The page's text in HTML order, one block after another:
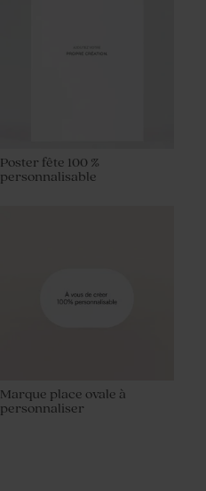
Poster fête 100 %
personnalisable
Marque place ovale à
personnaliser